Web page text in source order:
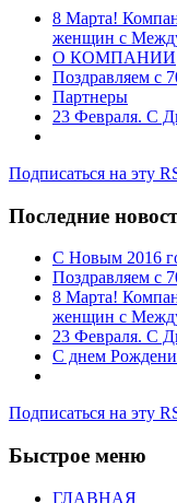
8 Марта!
женщин с
О КОМПАНИИ
Поздравляем с
Партнеры
23 Февраля. С
Подписаться на эту
Последние
C Новым 2016
Поздравляем с
8 Марта!
женщин с
23 Февраля. С
С днем
Подписаться на эту
Быстрое меню
ГЛАВНАЯ